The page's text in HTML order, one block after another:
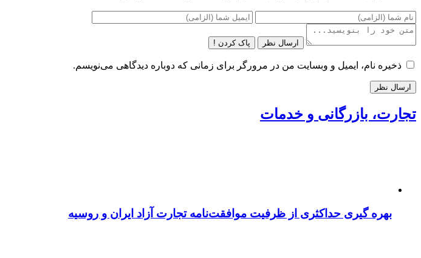
ارسال نظر پاک کردن !
ذخیره نام، ایمیل و وبسایت من در مرورگر برای زمانی که دوباره دیدگاهی می‌نویسم.
تجارت، بازرگانی و خدمات
بهره گیری حداکثری از ظرفیت موافقت‌نامه تجارت آزاد ایران و روسیه